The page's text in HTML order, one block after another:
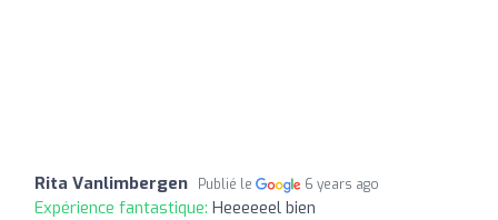
Rita Vanlimbergen Publié le 6 years ago
Expérience fantastique: Heeeeeel bien